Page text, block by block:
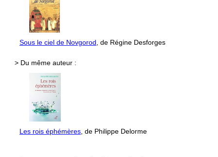
Sous le ciel de Novgorod, de Régine Desforges
> Du même auteur :
Les rois éphémères, de Philippe Delorme